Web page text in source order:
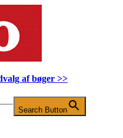
af bøger >>
Search Button